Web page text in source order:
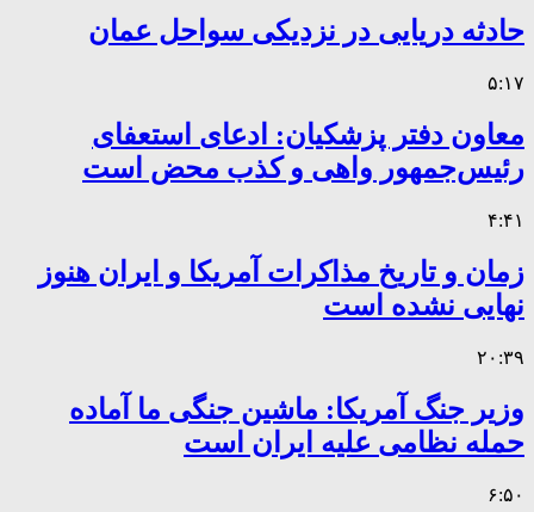
حادثه دریایی در نزدیکی سواحل عمان
۵:۱۷
معاون دفتر پزشکیان: ادعای استعفای
رئیس‌جمهور واهی و کذب محض است
۴:۴۱
زمان و تاریخ مذاکرات آمریکا و ایران هنوز
نهایی نشده است
۲۰:۳۹
وزیر جنگ آمریکا: ماشین جنگی ما آماده
حمله نظامی علیه ایران است
۶:۵۰